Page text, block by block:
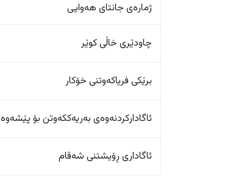
ژمارەی جانتای هەوایی
چاودێری خاڵی کوێر
برێکی فریاکەوتنی خۆکار
ئاگادارکردنەوەی بەریەککەوتن بۆ پێشەوە
ئاگاداری ڕۆیشتنی شەقام